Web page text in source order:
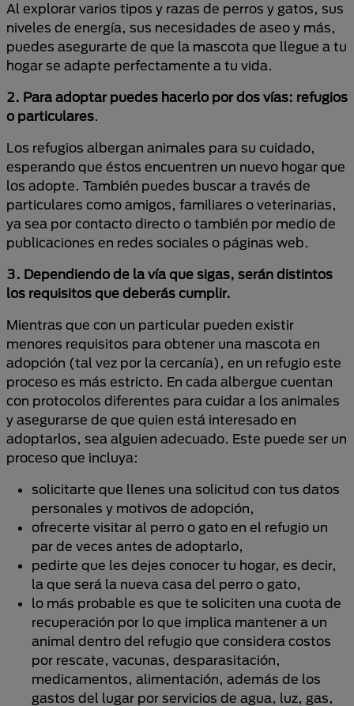
Al explorar varios tipos y razas de perros y gatos, sus
niveles de energía, sus necesidades de aseo y más,
puedes asegurarte de que la mascota que llegue a tu
hogar se adapte perfectamente a tu vida.
2. Para adoptar puedes hacerlo por dos vías: refugios
o particulares.
Los refugios albergan animales para su cuidado,
esperando que éstos encuentren un nuevo hogar que
los adopte. También puedes buscar a través de
particulares como amigos, familiares o veterinarias,
ya sea por contacto directo o también por medio de
publicaciones en redes sociales o páginas web.
3. Dependiendo de la vía que sigas, serán distintos
los requisitos que deberás cumplir.
Mientras que con un particular pueden existir
menores requisitos para obtener una mascota en
adopción (tal vez por la cercanía), en un refugio este
proceso es más estricto. En cada albergue cuentan
con protocolos diferentes para cuidar a los animales
y asegurarse de que quien está interesado en
adoptarlos, sea alguien adecuado. Este puede ser un
proceso que incluya:
solicitarte que llenes una solicitud con tus datos
personales y motivos de adopción,
ofrecerte visitar al perro o gato en el refugio un
par de veces antes de adoptarlo,
pedirte que les dejes conocer tu hogar, es decir,
la que será la nueva casa del perro o gato,
lo más probable es que te soliciten una cuota de
recuperación por lo que implica mantener a un
animal dentro del refugio que considera costos
por rescate, vacunas, desparasitación,
medicamentos, alimentación, además de los
gastos del lugar por servicios de agua, luz, gas,